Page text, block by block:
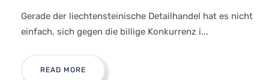
Gerade der liechtensteinische Detailhandel hat es nicht
einfach, sich gegen die billige Konkurrenz i...
READ MORE